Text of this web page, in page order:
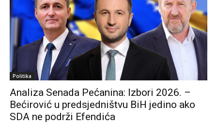
Politika
Analiza Senada Pećanina: Izbori 2026. –
Bećirović u predsjedništvu BiH jedino ako
SDA ne podrži Efendića